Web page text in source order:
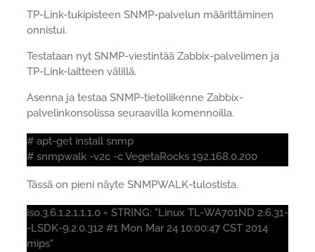
TP-Link-tukipisteen SNMP-palvelun määrittäminen
onnistui.
Testataan nyt SNMP-viestintää Zabbix-palvelimen ja
TP-Link-laitteen välillä.
Asenna ja testaa SNMP-tietoliikenne Zabbix-
palvelinkonsolissa seuraavilla komennoilla.
# apt-get install snmp
# snmpwalk -v2c -c VegetaRocks 192.168.0.200
Tässä on pieni näyte SNMPWALK-tulostista.
iso.3.6.1.2.1.1.1.0 = STRING: "Linux TL-WA701ND 2.6.31-
-LSDK-9.2.0.312 #1 Mon Mar 24 10:00:47 CST 2014
mips"